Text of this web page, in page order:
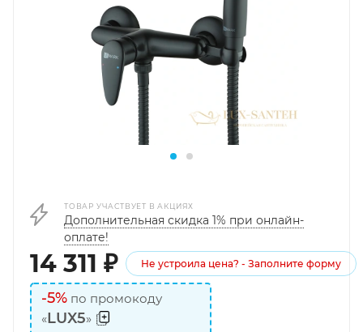
ТОВАР УЧАСТВУЕТ В АКЦИЯХ
Дополнительная скидка 1% при онлайн-
оплате!
14 311 ₽ Не устроила цена? - Заполните форму
-5% по промокоду
«LUX5»